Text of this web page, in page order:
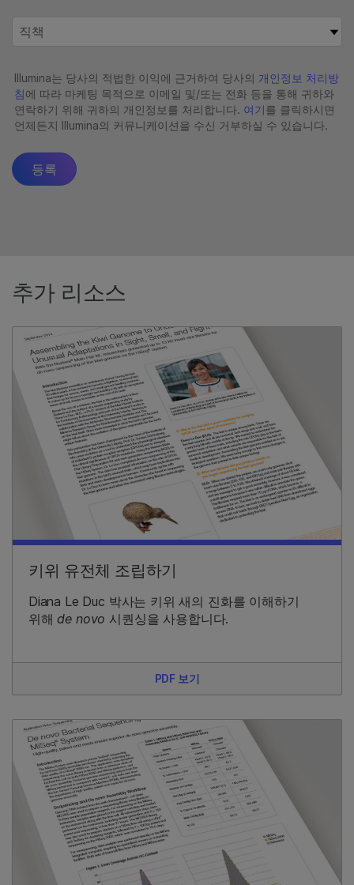
추가 리소스
키위 유전체 조립하기
Diana Le Duc 박사는 키위 새의 진화를 이해하기
위해de novo 시퀀싱을 사용합니다.
PDF 보기